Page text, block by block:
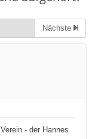
Nächste
- der Hannes